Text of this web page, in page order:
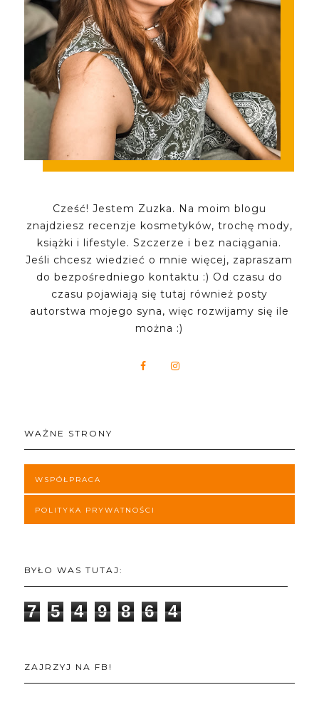
Cześć! Jestem Zuzka. Na moim blogu
znajdziesz recenzje kosmetyków, trochę mody,
książki i lifestyle. Szczerze i bez naciągania.
Jeśli chcesz wiedzieć o mnie więcej, zapraszam
do bezpośredniego kontaktu :) Od czasu do
czasu pojawiają się tutaj również posty
autorstwa mojego syna, więc rozwijamy się ile
można :)
WAŻNE STRONY
WSPÓŁPRACA
POLITYKA PRYWATNOŚCI
BYŁO WAS TUTAJ:
7 5 4 9 8 6 4
ZAJRZYJ NA FB!